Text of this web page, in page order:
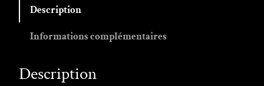
Description
Informations complémentaires
Description